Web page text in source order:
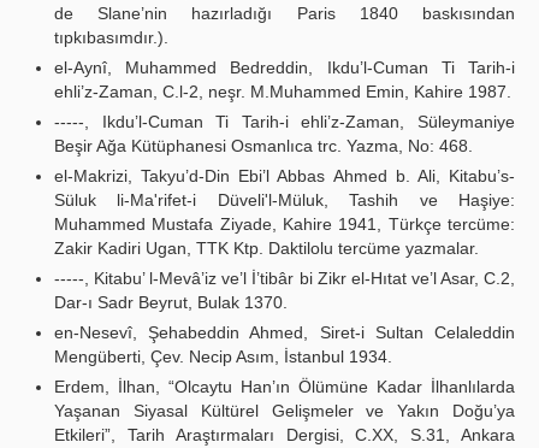
de Slane’nin hazırladığı Paris 1840 baskısından
tıpkıbasımdır.).
el-Aynî, Muhammed Bedreddin, Ikdu’l-Cuman Ti Tarih-i
ehli’z-Zaman, C.l-2, neşr. M.Muhammed Emin, Kahire 1987.
-----, Ikdu’l-Cuman Ti Tarih-i ehli’z-Zaman, Süleymaniye
Beşir Ağa Kütüphanesi Osmanlıca trc. Yazma, No: 468.
el-Makrizi, Takyu’d-Din Ebi’l Abbas Ahmed b. Ali, Kitabu’s-
Süluk li-Ma'rifet-i Düveli'l-Müluk, Tashih ve Haşiye:
Muhammed Mustafa Ziyade, Kahire 1941, Türkçe tercüme:
Zakir Kadiri Ugan, TTK Ktp. Daktilolu tercüme yazmalar.
-----, Kitabu’ l-Mevâ’iz ve’l İ’tibâr bi Zikr el-Hıtat ve’l Asar, C.2,
Dar-ı Sadr Beyrut, Bulak 1370.
en-Nesevî, Şehabeddin Ahmed, Siret-i Sultan Celaleddin
Mengüberti, Çev. Necip Asım, İstanbul 1934.
Erdem, İlhan, “Olcaytu Han’ın Ölümüne Kadar İlhanlılarda
Yaşanan Siyasal Kültürel Gelişmeler ve Yakın Doğu’ya
Etkileri”, Tarih Araştırmaları Dergisi, C.XX, S.31, Ankara